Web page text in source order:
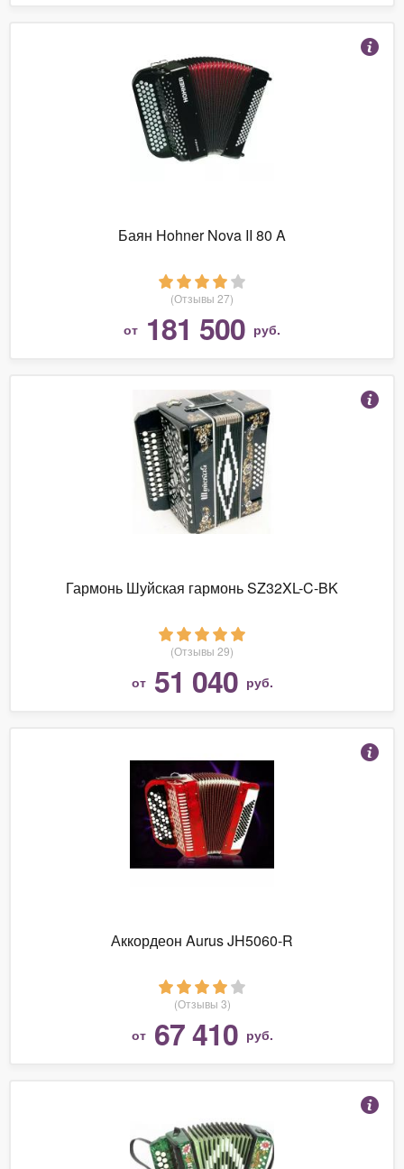
Баян Hohner Nova II 80 A
(Отзывы 27)
от 181 500 руб.
Гармонь Шуйская гармонь SZ32XL-C-BK
(Отзывы 29)
от 51 040 руб.
Аккордеон Aurus JH5060-R
(Отзывы 3)
от 67 410 руб.